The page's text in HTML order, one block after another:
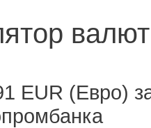
валют
EUR (Евро)